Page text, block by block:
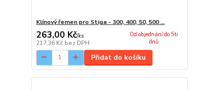
Klínový řemen pro Stiga - 300, 400, 50, 500 ...
263,00 Kč/ks
217,36 Kč bez DPH
Od objednání do 5ti
dnů
Přidat do košíku